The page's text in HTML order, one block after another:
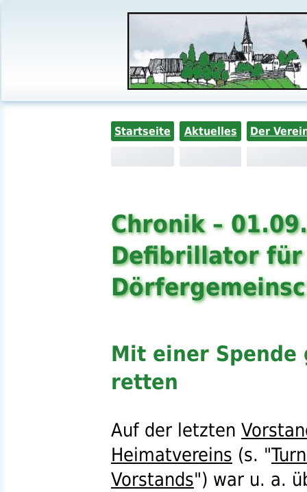
Startseite Aktuelles Der
Chronik –
Defibrillator für
Mit einer Spende
retten
Auf der letzten
Heimatvereins (s. "
Vorstands") war u. a.